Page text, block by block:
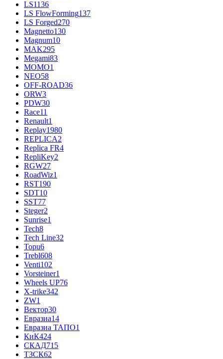
LS1136
LS FlowForming137
LS Forged270
Magnetto130
Magnum10
MAK295
Megami83
MOMO1
NEO58
OFF-ROAD36
ORW3
PDW30
Race11
Renault1
Replay1980
REPLICA2
Replica FR4
RepliKey2
RGW27
RoadWiz1
RST190
SDT10
SST77
Steger2
Sunrise1
Tech8
Tech Line32
Topu6
Trebl608
Venti102
Vorsteiner1
Wheels UP76
X-trike342
ZW1
Вектор30
Евразиа14
Евразиа ТАПО1
КиК424
СКАД715
ТЗСК62